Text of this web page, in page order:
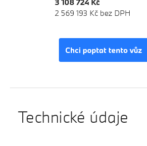
3 108 724 Kč
2 569 193 Kč bez DPH
Chci poptat tento vůz
Technické údaje